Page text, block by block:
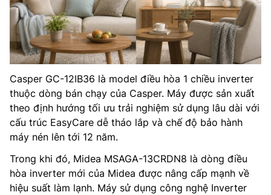
Casper GC-12IB36 là model điều hòa 1 chiều inverter
thuộc dòng bán chạy của Casper. Máy được sản xuất
theo định hướng tối ưu trải nghiệm sử dụng lâu dài với
cấu trúc EasyCare dễ tháo lắp và chế độ bảo hành
máy nén lên tới 12 năm.
Trong khi đó, Midea MSAGA-13CRDN8 là dòng điều
hòa inverter mới của Midea được nâng cấp mạnh về
hiệu suất làm lạnh. Máy sử dụng công nghệ Inverter